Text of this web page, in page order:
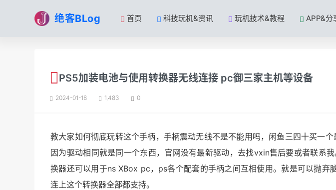
绝客BLog 首页 科技玩机&资讯 玩机技术&教程 APP&分
PS5加装电池与使用转换器无线连接 pc御三家主机等设备
2024-01-18 1,483 0
教大家如何彻底玩转这个手柄，手柄震动无线不是不能用吗，闲鱼三四十买一个
因为驱动相同就是同一个东西，官网没有最新驱动，去找vxin售后要或者联系
换器还可以用于ns XBox pc，ps各个配套的手柄之间互相使用。就是可以抛弃
连上这个转换器全部都支持。